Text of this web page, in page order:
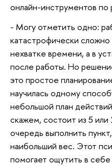
онлайн-инструментов по
- Могу отметить одно:
катастрофически
нехватке времени, а в
после работы. Но
это простое
научилась одному
небольшой план
скажем, состоит из 5 или
очередь выполнить
наибольший вес. Этот
помогает ощутить в